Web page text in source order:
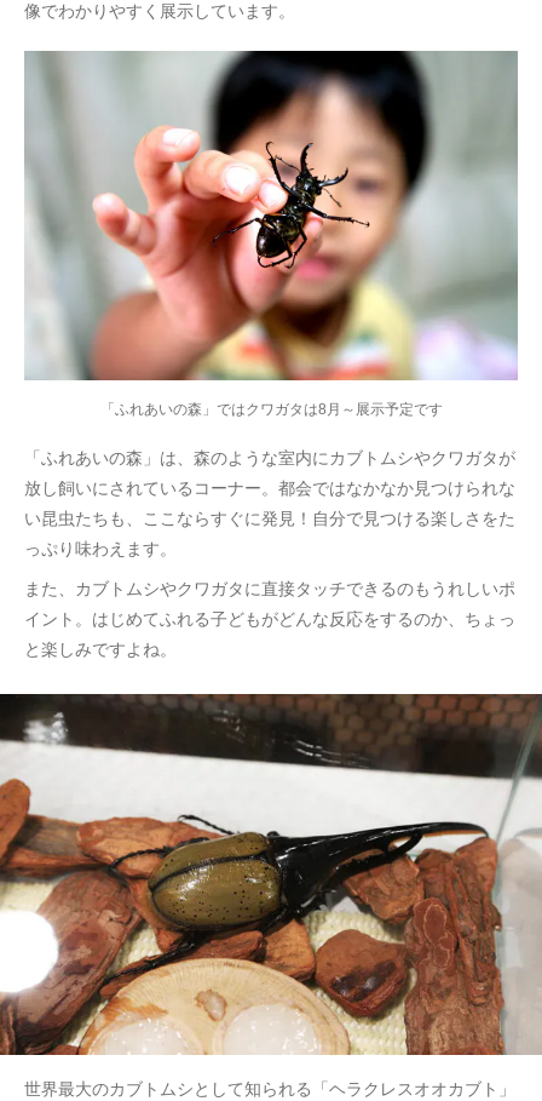
像でわかりやすく展示しています。
「ふれあいの森」ではクワガタは8月～展示予定です
「ふれあいの森」は、森のような室内にカブトムシやクワガタが
放し飼いにされているコーナー。都会ではなかなか見つけられな
い昆虫たちも、ここならすぐに発見！自分で見つける楽しさをた
っぷり味わえます。
また、カブトムシやクワガタに直接タッチできるのもうれしいポ
イント。はじめてふれる子どもがどんな反応をするのか、ちょっ
と楽しみですよね。
世界最大のカブトムシとして知られる「ヘラクレスオオカブト」